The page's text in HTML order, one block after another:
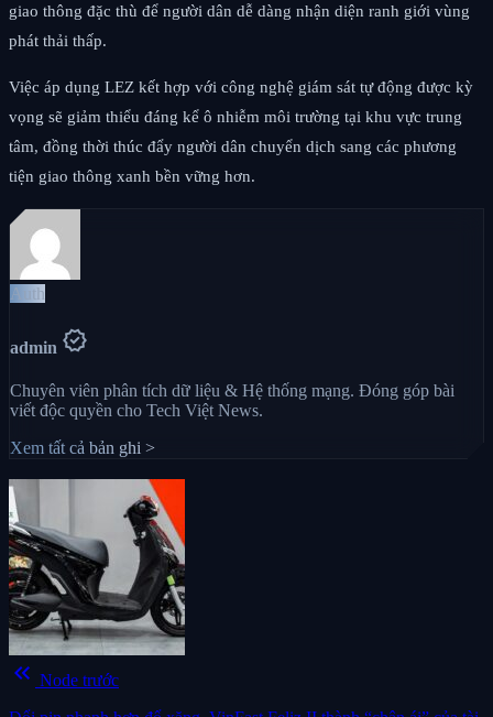
giao thông đặc thù để người dân dễ dàng nhận diện ranh giới vùng
phát thải thấp.
Việc áp dụng LEZ kết hợp với công nghệ giám sát tự động được kỳ
vọng sẽ giảm thiểu đáng kể ô nhiễm môi trường tại khu vực trung
tâm, đồng thời thúc đẩy người dân chuyển dịch sang các phương
tiện giao thông xanh bền vững hơn.
Auth
admin verified
Chuyên viên phân tích dữ liệu & Hệ thống mạng. Đóng góp bài
viết độc quyền cho Tech Việt News.
Xem tất cả bản ghi >
keyboard_double_arrow_left Node trước